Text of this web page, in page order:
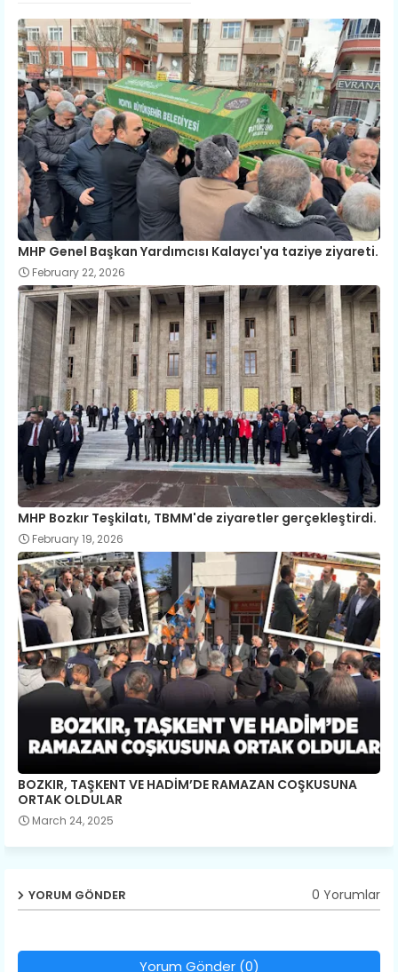
MHP Genel Başkan Yardımcısı Kalaycı'ya taziye ziyareti.
February 22, 2026
MHP Bozkır Teşkilatı, TBMM'de ziyaretler gerçekleştirdi.
February 19, 2026
BOZKIR, TAŞKENT VE HADİM’DE RAMAZAN COŞKUSUNA
ORTAK OLDULAR
March 24, 2025
YORUM GÖNDER 0 Yorumlar
Yorum Gönder (0)